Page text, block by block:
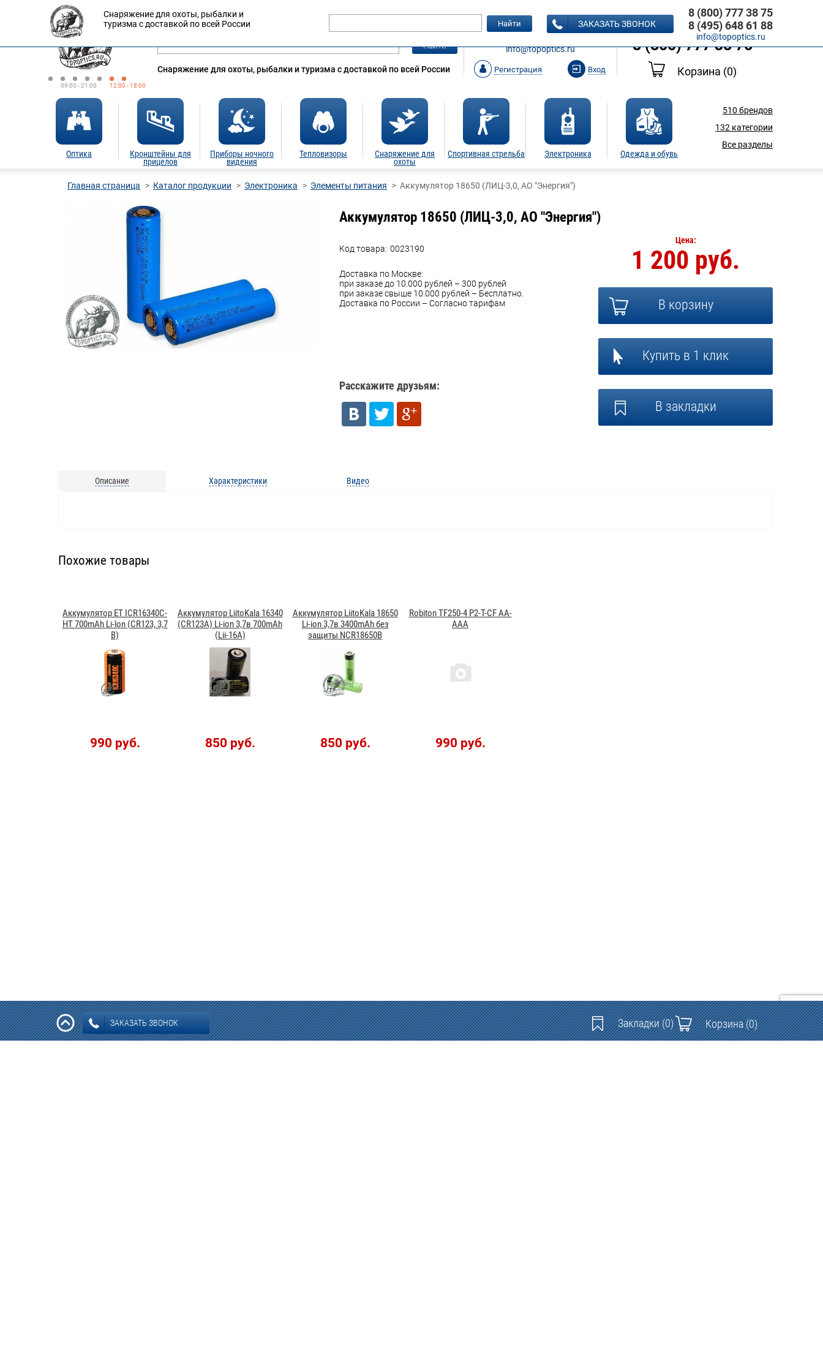
09:00 - 21:00 12:00 - 18:00
Оплата Доставка
Найти
Снаряжение для охоты, рыбалки и туризма с доставкой по всей России
ЗАКАЗАТЬ ЗВОНОК
info@topoptics.ru
Регистрация Вход
8 (495) 648 61 88
8 (800) 777 38 75
Корзина (0)
Оптика
Кронштейны для
прицелов
Приборы ночного
видения
Тепловизоры
Снаряжение для
охоты
Спортивная стрельба Электроника Одежда и обувь
510 брендов
132 категории
Все разделы
Снаряжение для охоты, рыбалки и
туризма с доставкой по всей России
Найти ЗАКАЗАТЬ ЗВОНОК
8 (800) 777 38 75
8 (495) 648 61 88
info@topoptics.ru
Главная страница Каталог продукции Электроника Элементы питания Аккумулятор 18650 (ЛИЦ-3,0, АО "Энергия")
Аккумулятор 18650 (ЛИЦ-3,0, АО "Энергия")
Код товара: 0023190
Доставка по Москве:
при заказе до 10.000 рублей – 300 рублей
при заказе свыше 10.000 рублей – Бесплатно.
Доставка по России – Согласно тарифам
Расскажите друзьям:
Цена:
1 200 руб.
В корзину
Купить в 1 клик
В закладки
Описание Характеристики Видео
Похожие товары
Аккумулятор ET ICR16340C-
HT 700mAh Li-lon (CR123, 3,7
В)
990 руб.
Аккумулятор LiitoKala 16340
(CR123A) Li-ion 3,7в 700mAh
(Lii-16A)
850 руб.
Аккумулятор LiitoKala 18650
Li-ion 3,7в 3400mAh без
защиты NCR18650B
850 руб.
Robiton TF250-4 P2-T-CF AA-
AAA
990 руб.
ЗАКАЗАТЬ ЗВОНОК Закладки(0) Корзина(0)